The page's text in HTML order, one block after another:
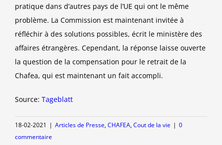
pratique dans d’autres pays de l’UE qui ont le même
problème. La Commission est maintenant invitée à
réfléchir à des solutions possibles, écrit le ministère des
affaires étrangères. Cependant, la réponse laisse ouverte
la question de la compensation pour le retrait de la
Chafea, qui est maintenant un fait accompli.
Source: Tageblatt
18-02-2021 | Articles de Presse,CHAFEA,Cout de la vie | 0
commentaire